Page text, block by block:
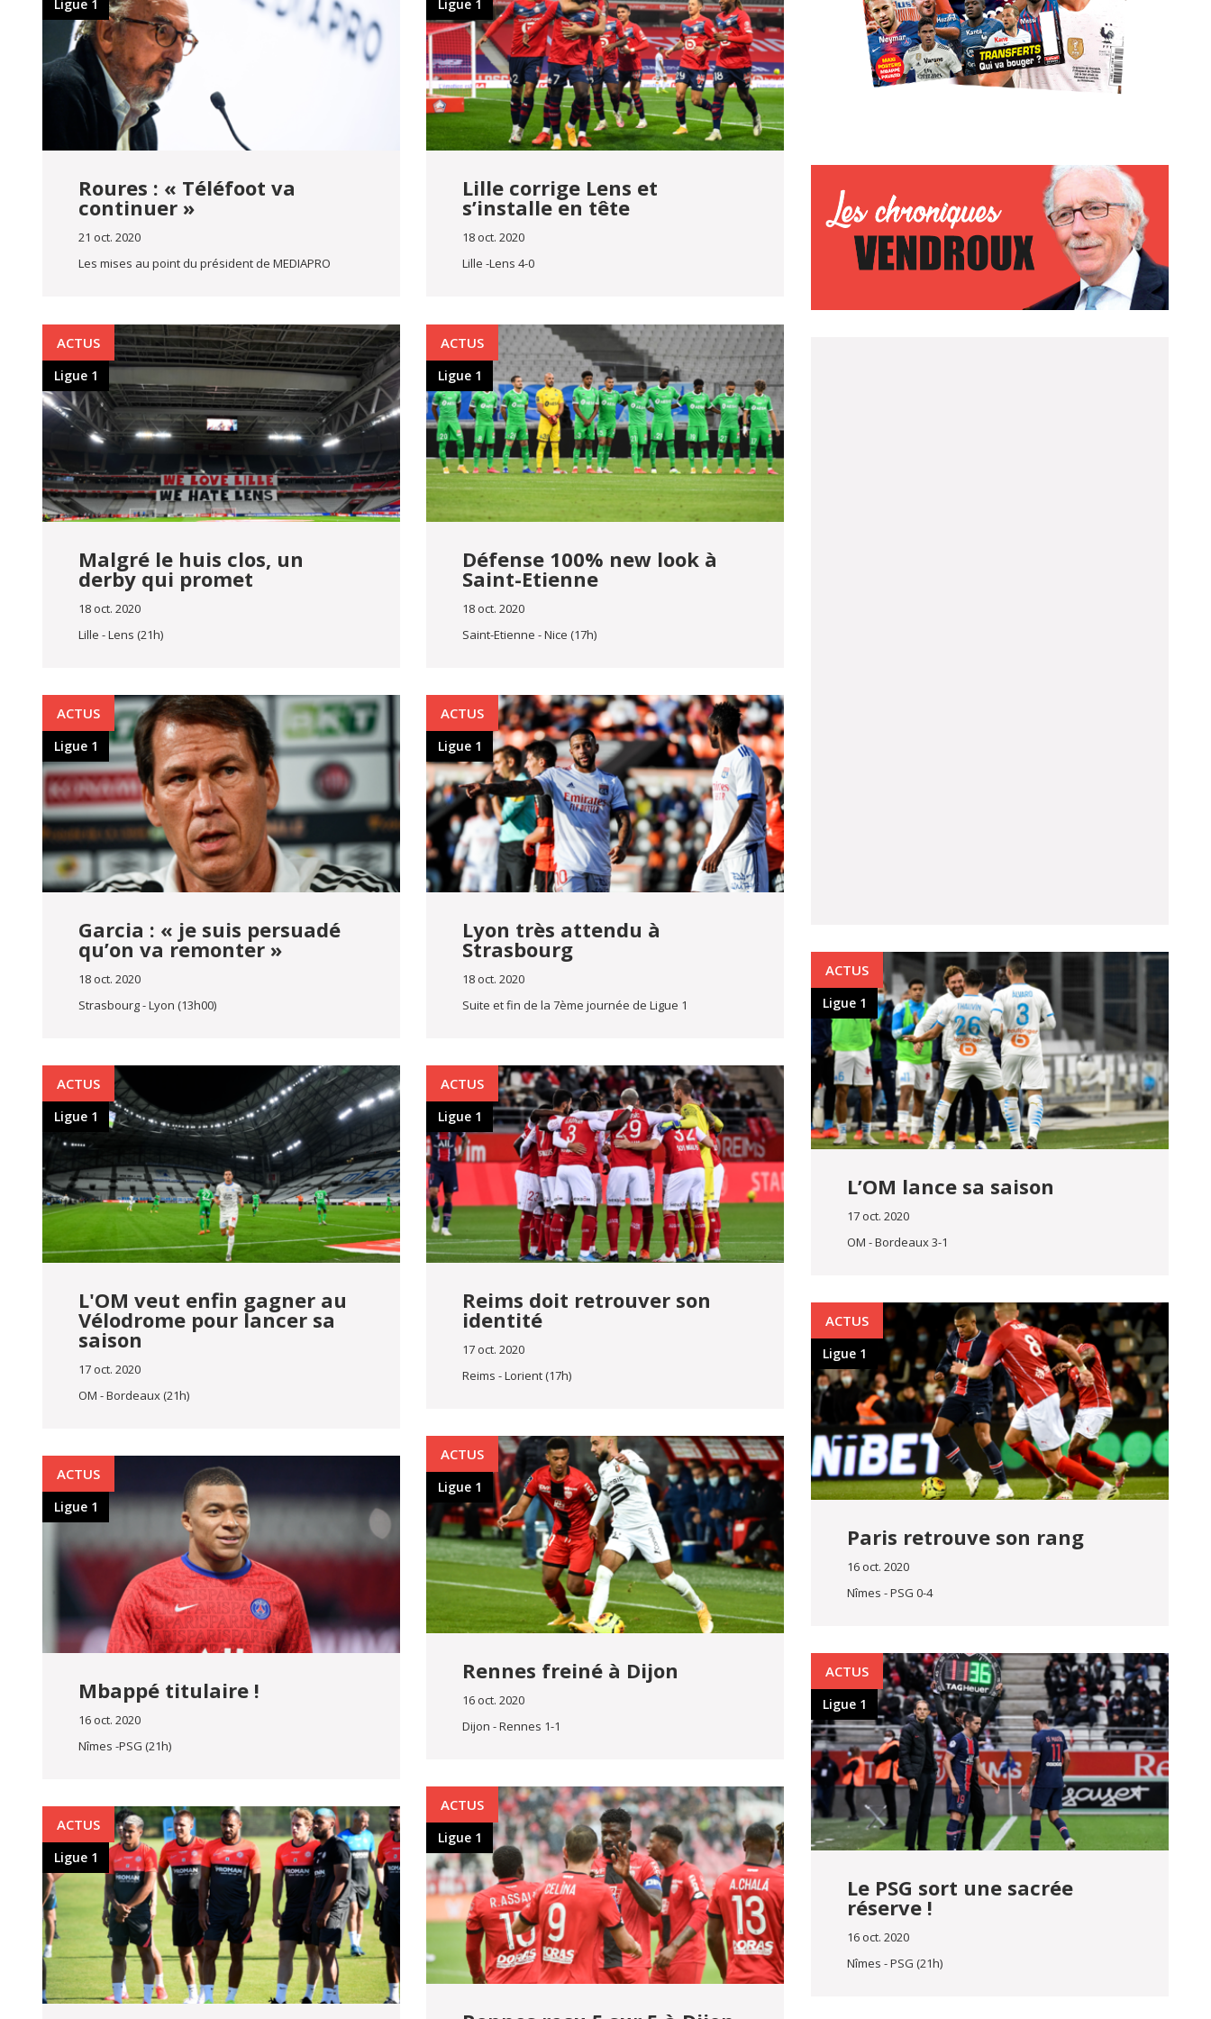
Ligue 1
Roures : « Téléfoot va
continuer »
21 oct. 2020
Les mises au point du président de MEDIAPRO
Ligue 1
Lille corrige Lens et
s’installe en tête
18 oct. 2020
Lille -Lens 4-0
ACTUS
Ligue 1
Malgré le huis clos, un
derby qui promet
18 oct. 2020
Lille - Lens (21h)
ACTUS
Ligue 1
Défense 100% new look à
Saint-Etienne
18 oct. 2020
Saint-Etienne - Nice (17h)
ACTUS
Ligue 1
Garcia : « je suis persuadé
qu’on va remonter »
18 oct. 2020
Strasbourg - Lyon (13h00)
ACTUS
Ligue 1
Lyon très attendu à
Strasbourg
18 oct. 2020
Suite et fin de la 7ème journée de Ligue 1
ACTUS
Ligue 1
L’OM lance sa saison
17 oct. 2020
OM - Bordeaux 3-1
ACTUS
Ligue 1
L'OM veut enfin gagner au
Vélodrome pour lancer sa
saison
17 oct. 2020
OM - Bordeaux (21h)
ACTUS
Ligue 1
Reims doit retrouver son
identité
17 oct. 2020
Reims - Lorient (17h)
ACTUS
Ligue 1
Paris retrouve son rang
16 oct. 2020
Nîmes - PSG 0-4
ACTUS
Ligue 1
Rennes freiné à Dijon
16 oct. 2020
Dijon - Rennes 1-1
ACTUS
Ligue 1
Mbappé titulaire !
16 oct. 2020
Nîmes -PSG (21h)
ACTUS
Ligue 1
Le PSG sort une sacrée
réserve !
16 oct. 2020
Nîmes - PSG (21h)
ACTUS
Ligue 1
ACTUS
Ligue 1